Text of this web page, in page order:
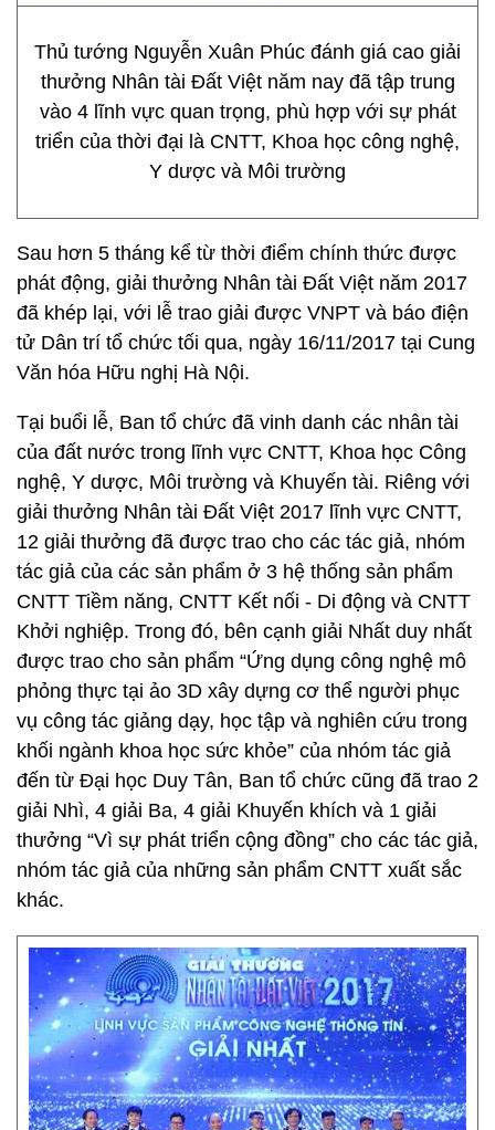
Thủ tướng Nguyễn Xuân Phúc đánh giá cao giải
thưởng Nhân tài Đất Việt năm nay đã tập trung
vào 4 lĩnh vực quan trọng, phù hợp với sự phát
triển của thời đại là CNTT, Khoa học công nghệ,
Y dược và Môi trường
Sau hơn 5 tháng kể từ thời điểm chính thức được
phát động, giải thưởng Nhân tài Đất Việt năm 2017
đã khép lại, với lễ trao giải được VNPT và báo điện
tử Dân trí tổ chức tối qua, ngày 16/11/2017 tại Cung
Văn hóa Hữu nghị Hà Nội.
Tại buổi lễ, Ban tổ chức đã vinh danh các nhân tài
của đất nước trong lĩnh vực CNTT, Khoa học Công
nghệ, Y dược, Môi trường và Khuyến tài. Riêng với
giải thưởng Nhân tài Đất Việt 2017 lĩnh vực CNTT,
12 giải thưởng đã được trao cho các tác giả, nhóm
tác giả của các sản phẩm ở 3 hệ thống sản phẩm
CNTT Tiềm năng, CNTT Kết nối - Di động và CNTT
Khởi nghiệp. Trong đó, bên cạnh giải Nhất duy nhất
được trao cho sản phẩm “Ứng dụng công nghệ mô
phỏng thực tại ảo 3D xây dựng cơ thể người phục
vụ công tác giảng dạy, học tập và nghiên cứu trong
khối ngành khoa học sức khỏe” của nhóm tác giả
đến từ Đại học Duy Tân, Ban tổ chức cũng đã trao 2
giải Nhì, 4 giải Ba, 4 giải Khuyến khích và 1 giải
thưởng “Vì sự phát triển cộng đồng” cho các tác giả,
nhóm tác giả của những sản phẩm CNTT xuất sắc
khác.